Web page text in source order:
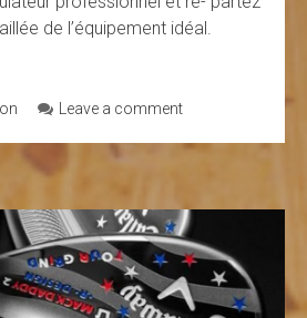
de l’équipement idéal.
Leave a comment